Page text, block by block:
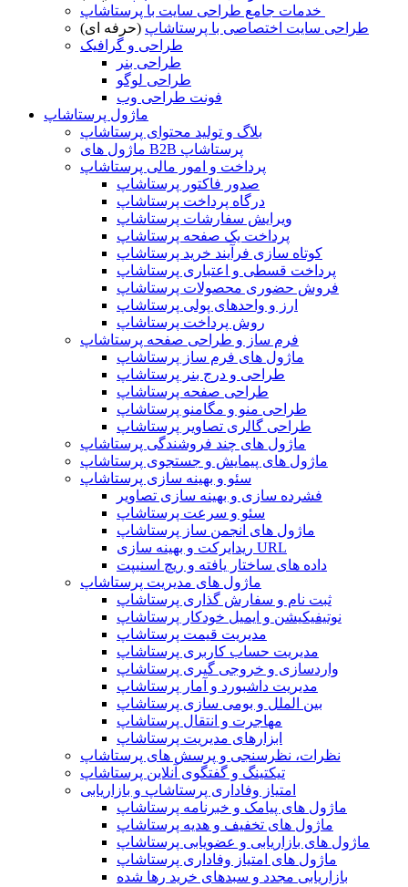
طراحی سایت اختصاصی با پرستاشاپ (حرفه ای)
طراحی و گرافیک
طراحی بنر
طراحی لوگو
فونت طراحی وب
ماژول پرستاشاپ
بلاگ و تولید محتوای پرستاشاپ
ماژول های B2B پرستاشاپ
پرداخت و امور مالی پرستاشاپ
صدور فاکتور پرستاشاپ
درگاه پرداخت پرستاشاپ
ویرایش سفارشات پرستاشاپ
پرداخت یک صفحه پرستاشاپ
کوتاه سازی فرآیند خرید پرستاشاپ
پرداخت قسطی و اعتباری پرستاشاپ
فروش حضوری محصولات پرستاشاپ
ارز و واحدهای پولی پرستاشاپ
روش پرداخت پرستاشاپ
فرم ساز و طراحی صفحه پرستاشاپ
ماژول های فرم ساز پرستاشاپ
طراحی و درج بنر پرستاشاپ
طراحی صفحه پرستاشاپ
طراحی منو و مگامنو پرستاشاپ
طراحی گالری تصاویر پرستاشاپ
ماژول های چند فروشندگی پرستاشاپ
ماژول های پیمایش و جستجوی پرستاشاپ
سئو و بهینه سازی پرستاشاپ
فشرده سازی و بهینه سازی تصاویر
سئو و سرعت پرستاشاپ
ماژول های انجمن ساز پرستاشاپ
ریدایرکت و بهینه سازی URL
داده های ساختار یافته و ریچ اسنیپت
ماژول های مدیریت پرستاشاپ
ثبت نام و سفارش گذاری پرستاشاپ
نوتیفیکیشن و ایمیل خودکار پرستاشاپ
مدیریت قیمت پرستاشاپ
مدیریت حساب کاربری پرستاشاپ
واردسازی و خروجی گیری پرستاشاپ
مدیریت داشبورد و آمار پرستاشاپ
بین الملل و بومی سازی پرستاشاپ
مهاجرت و انتقال پرستاشاپ
ابزارهای مدیریت پرستاشاپ
نظرات، نظرسنجی و پرسش های پرستاشاپ
تیکتینگ و گفتگوی آنلاین پرستاشاپ
امتیاز وفاداری پرستاشاپ و بازاریابی
ماژول های پیامک و خبرنامه پرستاشاپ
ماژول های تخفیف و هدیه پرستاشاپ
ماژول های بازاریابی و عضویابی پرستاشاپ
ماژول های امتیاز وفاداری پرستاشاپ
بازاریابی مجدد و سبدهای خرید رها شده